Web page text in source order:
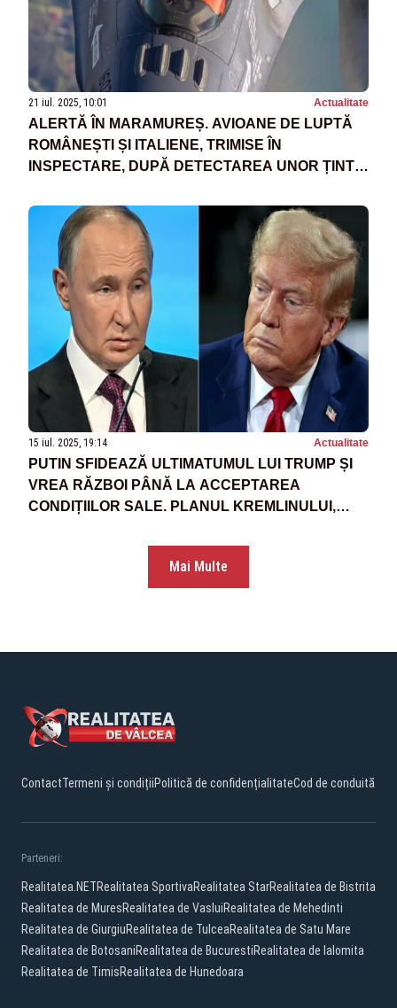
21 iul. 2025, 10:01 Actualitate
ALERTĂ ÎN MARAMUREȘ. AVIOANE DE LUPTĂ
ROMÂNEȘTI ȘI ITALIENE, TRIMISE ÎN
INSPECTARE, DUPĂ DETECTAREA UNOR ȚINTE
ROMÂNIA
15 iul. 2025, 19:14 Actualitate
PUTIN SFIDEAZĂ ULTIMATUMUL LUI TRUMP ȘI
VREA RĂZBOI PÂNĂ LA ACCEPTAREA
CONDIȚIILOR SALE. PLANUL KREMLINULUI,
Mai Multe
ContactTermeni și condițiiPolitică de confidențialitateCod de conduită
Parteneri:
Realitatea.NETRealitatea SportivaRealitatea StarRealitatea de Bistrita
Realitatea de MuresRealitatea de VasluiRealitatea de Mehedinti
Realitatea de GiurgiuRealitatea de TulceaRealitatea de Satu Mare
Realitatea de BotosaniRealitatea de BucurestiRealitatea de Ialomita
Realitatea de TimisRealitatea de Hunedoara